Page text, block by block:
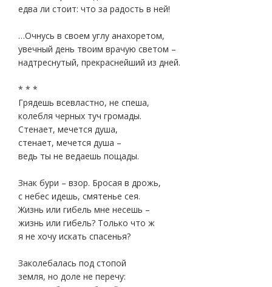
едва ли стоит: что за радость в ней!
…Очнусь в своем углу анахоретом,
увечный день твоим врачую светом –
надтреснутый, прекраснейший из дней.
* * *
Грядешь всевластно, не спеша,
колебля черных туч громады.
Стенает, мечется душа,
стенает, мечется душа –
ведь ты не ведаешь пощады.
Знак бури – взор. Бросая в дрожь,
с небес идешь, смятенье сея.
Жизнь или гибель мне несешь –
жизнь или гибель? Только что ж
я не хочу искать спасенья?
Заколебалась под стопой
земля, но доле не перечу: